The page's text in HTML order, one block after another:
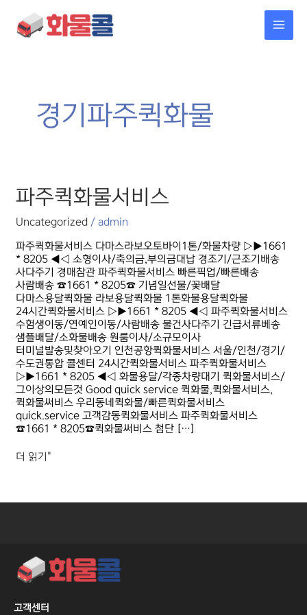
건너뛰기
경기파주퀵화물
파주퀵화물서비스
Uncategorized /admin
파주퀵화물서비스 다마스라보오토바이1톤/화물차량 ▷▶1661
* 8205 ◀◁ 소형이사/축의금,부의금대납 경조기/근조기배송
사다주기 경매참관 파주퀵화물서비스 빠른픽업/빠른배송
사람배송 ☎1661 * 8205☎ 기념일선물/꽃배달
다마스용달퀵화물 라보용달퀵화물 1톤화물용달퀵화물
24시간퀵화물서비스 ▷▶1661 * 8205 ◀◁ 파주퀵화물서비스
수험생이동/연예인이동/사람배송 물건사다주기 긴급서류베송
샘플배달/소화물배송 원룸이사/소규모이사
터미널발송및찾아오기 인천공항퀵화물서비스 서울/인천/경기/
수도권통합 콜센터 24시간퀵화물서비스 파주퀵화물서비스
▷▶1661 * 8205 ◀◁ 화물용달/각종차량대기 퀵화물서비스/
그이상의모든것 Good quick service 퀵화물,퀵화물서비스,
퀵화물써비스 우리동네퀵화물/빠른퀵화물서비스
quick.service 고객감동퀵화물서비스 파주퀵화물서비스
☎1661 * 8205☎퀵화물써비스 첨단 […]
파주퀵화물서비스
더 읽기"
고객센터